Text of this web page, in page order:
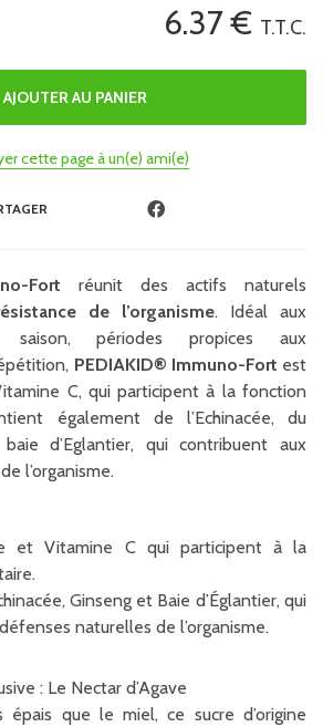
6.37€ T.T.C.
cette page à un(e) ami(e)
Fort réunit des actifs naturels
de l’organisme. Idéal aux
saison, périodes propices aux
PEDIAKID® Immuno-Fort est
C, qui participent à la fonction
également de l’Echinacée, du
d’Eglantier, qui contribuent aux
l’organisme.
et Vitamine C qui participent à la
Ginseng et Baie d’Églantier, qui
naturelles de l’organisme.
: Le Nectar d’Agave
que le miel, ce sucre d’origine